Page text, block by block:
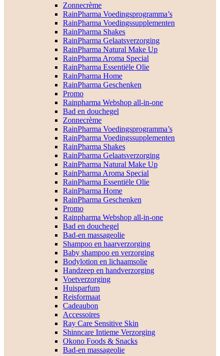
Zonnecrème
RainPharma Voedingsprogramma’s
RainPharma Voedingssupplementen
RainPharma Shakes
RainPharma Gelaatsverzorging
RainPharma Natural Make Up
RainPharma Aroma Special
RainPharma Essentiële Olie
RainPharma Home
RainPharma Geschenken
Promo
Rainpharma Webshop all-in-one
Bad en douchegel
Zonnecrème
RainPharma Voedingsprogramma’s
RainPharma Voedingssupplementen
RainPharma Shakes
RainPharma Gelaatsverzorging
RainPharma Natural Make Up
RainPharma Aroma Special
RainPharma Essentiële Olie
RainPharma Home
RainPharma Geschenken
Promo
Rainpharma Webshop all-in-one
Bad en douchegel
Bad-en massageolie
Shampoo en haarverzorging
Baby shampoo en verzorging
Bodylotion en lichaamsolie
Handzeep en handverzorging
Voetverzorging
Huisparfum
Reisformaat
Cadeaubon
Accessoires
Ray Care Sensitive Skin
Shinncare Intieme Verzorging
Okono Foods & Snacks
Bad-en massageolie